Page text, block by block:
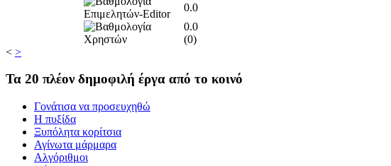
0.0
0.0
(0)
< >
Τα 20 πλέον δημοφιλή έργα από το κοινό
Γονάτισα να προσευχηθώ
Η πυξίδα
Ξυπόλητα κορίτσια
Αγίνωτα μάρμαρα
Αλγόριθμοι